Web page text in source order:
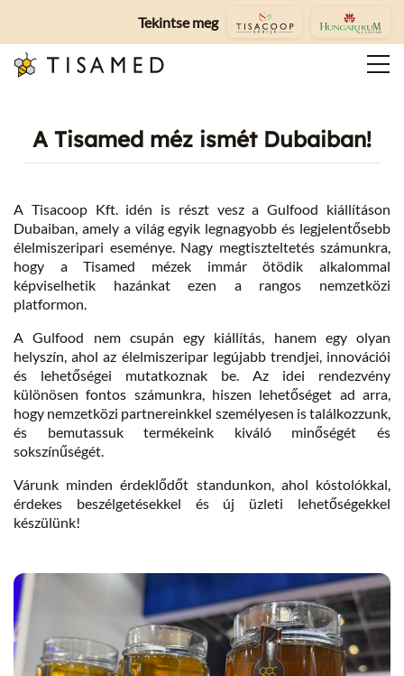
Tekintse meg
A Tisamed méz ismét Dubaiban!
A Tisacoop Kft. idén is részt vesz a Gulfood kiállításon
Dubaiban, amely a világ egyik legnagyobb és legjelentősebb
élelmiszeripari eseménye. Nagy megtiszteltetés számunkra,
hogy a Tisamed mézek immár ötödik alkalommal
képviselhetik hazánkat ezen a rangos nemzetközi
platformon.
A Gulfood nem csupán egy kiállítás, hanem egy olyan
helyszín, ahol az élelmiszeripar legújabb trendjei, innovációi
és lehetőségei mutatkoznak be. Az idei rendezvény
különösen fontos számunkra, hiszen lehetőséget ad arra,
hogy nemzetközi partnereinkkel személyesen is találkozzunk,
és bemutassuk termékeink kiváló minőségét és
sokszínűségét.
Várunk minden érdeklődőt standunkon, ahol kóstolókkal,
érdekes beszélgetésekkel és új üzleti lehetőségekkel
készülünk!